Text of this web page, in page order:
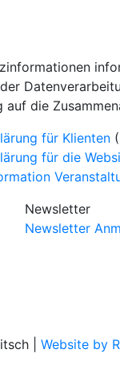
auf die
für Klienten
für die
Newsletter
Newsletter
| Website by